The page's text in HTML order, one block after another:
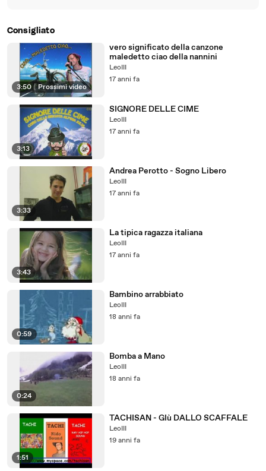
Consigliato
3:50 | Prossimi video
vero significato della canzone
maledetto ciao della nannini
LeoIII
17 anni fa
3:13
SIGNORE DELLE CIME
LeoIII
17 anni fa
3:33
Andrea Perotto - Sogno Libero
LeoIII
17 anni fa
3:43
La tipica ragazza italiana
LeoIII
17 anni fa
0:59
Bambino arrabbiato
LeoIII
18 anni fa
0:24
Bomba a Mano
LeoIII
18 anni fa
1:51
TACHISAN - GIù DALLO SCAFFALE
LeoIII
19 anni fa